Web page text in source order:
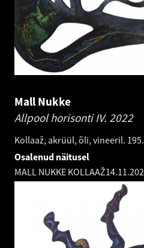
Mall Nukke
Allpool horisonti IV. 2022
Kollaaž, akrüül, õli, vineeril.
Osalenud näitusel
MALL NUKKE KOLLAAŽ